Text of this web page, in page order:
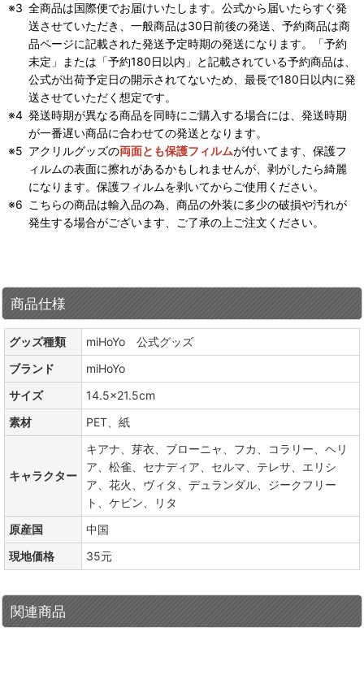
全商品は国際便でお届けいたします。公式から届いたらすぐ発
送させていただき、一般商品は30日前後の発送、予約商品は商
品ページに記載された発送予定時期の発送になります。「予約
未定」または「予約180日以内」と記載されている予約商品は、
公式が出荷予定日の開示されてないため、最長で180日以内に発
送させていただく想定です。
発送時期が異なる商品を同時にご購入する場合には、発送時期
が一番遅い商品に合わせての発送となります。
アクリルグッズの両面とも保護フィルムが付いてます、保護フ
ィルムの表面に擦れがあるかもしれませんが、剥がしたら綺麗
になります。保護フィルムを剥いてからご使用ください。
こちらの商品は輸入品の為、商品の外装に多少の破損や汚れが
発生する場合がございます、ご了承の上ご注文ください。
商品仕様
グッズ種類
miHoYo 公式グッズ
ブランド
miHoYo
サイズ
14.5×21.5cm
素材
PET、紙
キャラクター
キアナ、芽衣、ブローニャ、フカ、コラリー、ヘリ
ア、松雀、セナディア、セルマ、テレサ、エリシ
ア、花火、ヴィタ、デュランダル、ジークフリー
ト、ケビン、リタ
原産国
中国
現地価格
35元
関連商品